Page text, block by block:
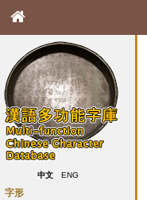
中文 ENG
字形